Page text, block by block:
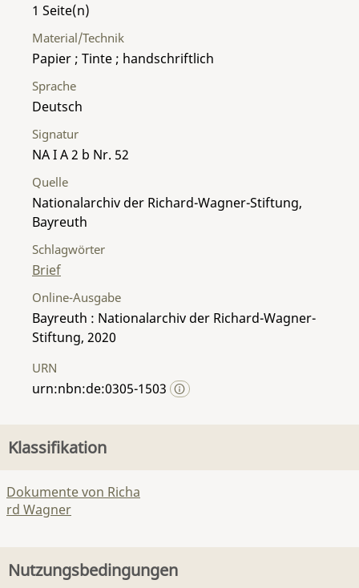
1
Material/Technik
Papier ; Tinte ; handschriftlich
Sprache
Deutsch
Signatur
NA I A 2 b Nr. 52
Quelle
Nationalarchiv der Richard-Wagner-Stiftung,
Bayreuth
Schlagwörter
Brief
Online-Ausgabe
Bayreuth : Nationalarchiv der Richard-Wagner-
Stiftung, 2020
URN
urn:nbn:de:0305-1503
Klassifikation
Dokumente von Richa
rd Wagner
Nutzungsbedingungen